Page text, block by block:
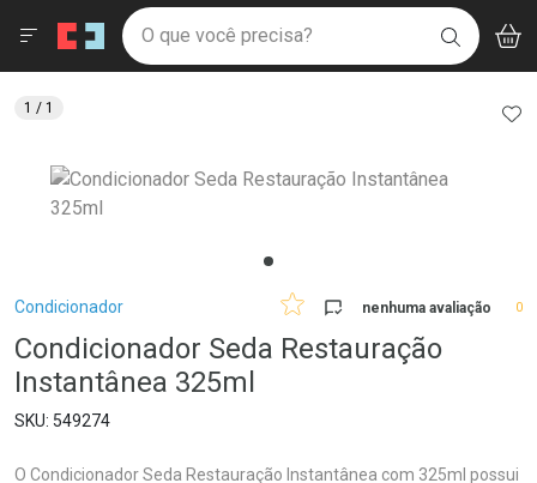
Drogaria São Paulo
Ir direto para a home
pela página
Ir direto para o conteúdo
Ir direto para a busca
Ir direto para a conta
Ir direto para a notificações
Ir direto para o carrinho
Ir direto para o menu
Faça a sua busca
O que você precisa? BUSCAR
Menu
Breadcrumb
Condicionador nenhuma avaliação 0
Condicionador Seda Restauração
Instantânea 325ml
549274
O Condicionador Seda Restauração Instantânea com 325ml possui
1 / 1